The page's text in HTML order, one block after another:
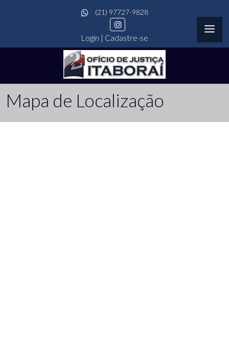
(21) 97727-9828
Login | Cadastre-se
Mapa de Localização